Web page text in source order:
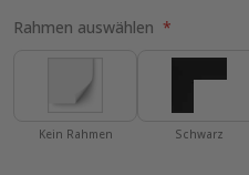
Rahmen auswählen
Kein Rahmen Schwarz